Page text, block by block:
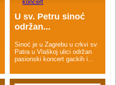
U sv. Petru sinoć
održan...
Sinoć je u Zagrebu u crkvi sv.
Patra u Vlaškoj ulici održan
pasionski koncert gackih i...